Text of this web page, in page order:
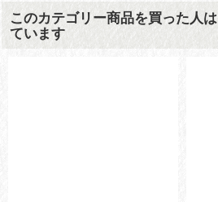
このカテゴリー商品を買った人
ています